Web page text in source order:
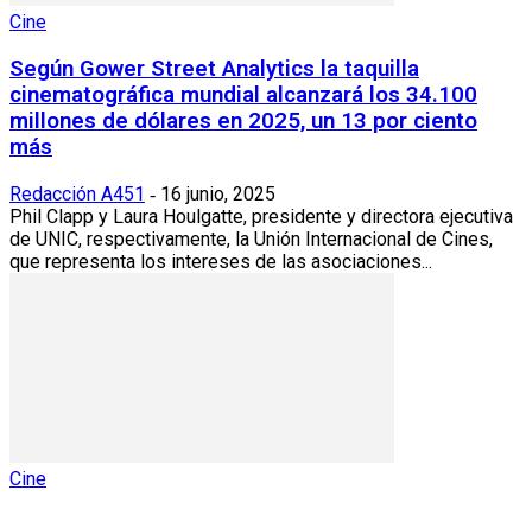
Cine
Según Gower Street Analytics la taquilla
cinematográfica mundial alcanzará los 34.100
millones de dólares en 2025, un 13 por ciento
más
Redacción A451 - 16 junio, 2025
Phil Clapp y Laura Houlgatte, presidente y directora ejecutiva
de UNIC, respectivamente, la Unión Internacional de Cines,
que representa los intereses de las asociaciones...
Cine